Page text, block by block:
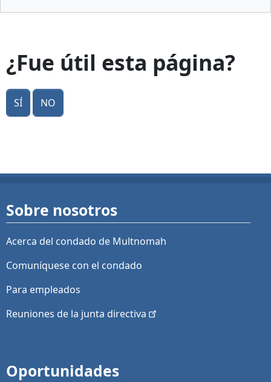
¿Fue útil esta página?
Sí No
Sobre nosotros
Acerca del condado de Multnomah
Comuníquese con el condado
Para empleados
Reuniones de la junta directiva
Oportunidades